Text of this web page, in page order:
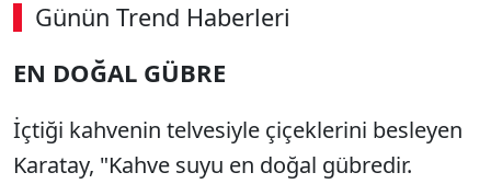
Günün Trend Haberleri
00:02 / 02:14
EN DOĞAL GÜBRE
İçtiği kahvenin telvesiyle çiçeklerini besleyen
Karatay, "Kahve suyu en doğal gübredir.